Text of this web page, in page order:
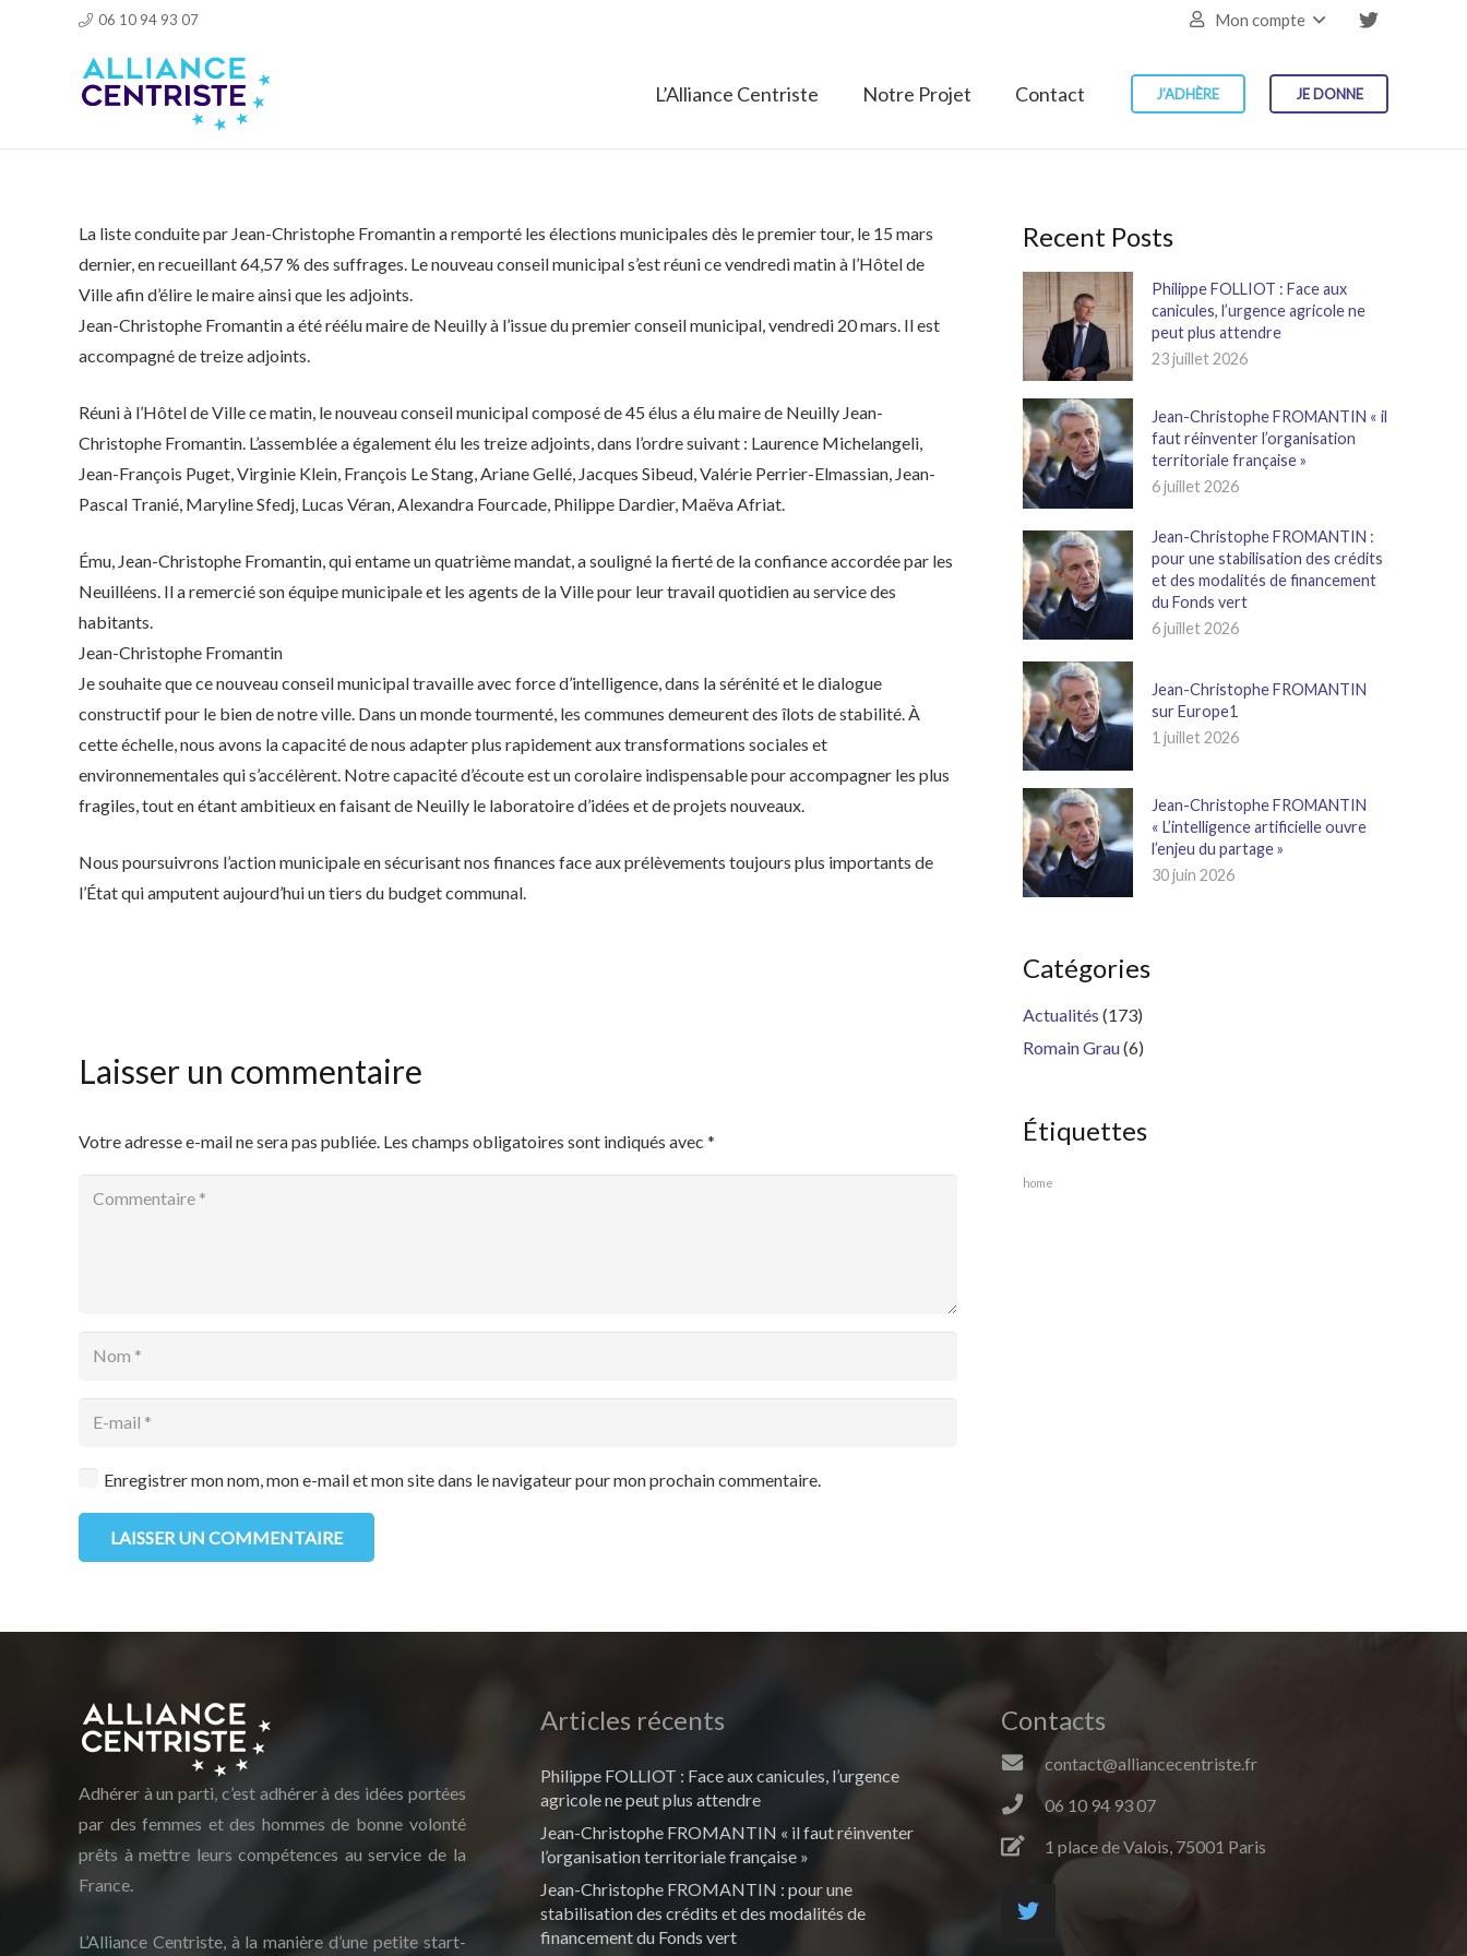
06 10 94 93 07 Mon compte
L’Alliance Centriste Notre Projet Contact J’ADHÈRE JE DONNE
La liste conduite par Jean-Christophe Fromantin a remporté les élections municipales dès le premier tour, le 15 mars
dernier, en recueillant 64,57 % des suffrages. Le nouveau conseil municipal s’est réuni ce vendredi matin à l’Hôtel de
Ville afin d’élire le maire ainsi que les adjoints.
Jean-Christophe Fromantin a été réélu maire de Neuilly à l’issue du premier conseil municipal, vendredi 20 mars. Il est
accompagné de treize adjoints.
Réuni à l’Hôtel de Ville ce matin, le nouveau conseil municipal composé de 45 élus a élu maire de Neuilly Jean-
Christophe Fromantin. L’assemblée a également élu les treize adjoints, dans l’ordre suivant : Laurence Michelangeli,
Jean-François Puget, Virginie Klein, François Le Stang, Ariane Gellé, Jacques Sibeud, Valérie Perrier-Elmassian, Jean-
Pascal Tranié, Maryline Sfedj, Lucas Véran, Alexandra Fourcade, Philippe Dardier, Maëva Afriat.
Ému, Jean-Christophe Fromantin, qui entame un quatrième mandat, a souligné la fierté de la confiance accordée par les
Neuilléens. Il a remercié son équipe municipale et les agents de la Ville pour leur travail quotidien au service des
habitants.
Jean-Christophe Fromantin
Je souhaite que ce nouveau conseil municipal travaille avec force d’intelligence, dans la sérénité et le dialogue
constructif pour le bien de notre ville. Dans un monde tourmenté, les communes demeurent des îlots de stabilité. À
cette échelle, nous avons la capacité de nous adapter plus rapidement aux transformations sociales et
environnementales qui s’accélèrent. Notre capacité d’écoute est un corolaire indispensable pour accompagner les plus
fragiles, tout en étant ambitieux en faisant de Neuilly le laboratoire d’idées et de projets nouveaux.
Nous poursuivrons l’action municipale en sécurisant nos finances face aux prélèvements toujours plus importants de
l’État qui amputent aujourd’hui un tiers du budget communal.
Laisser un commentaire
Votre adresse e-mail ne sera pas publiée. Les champs obligatoires sont indiqués avec *
Enregistrer mon nom, mon e-mail et mon site dans le navigateur pour mon prochain commentaire.
LAISSER UN COMMENTAIRE
Recent Posts
Philippe FOLLIOT : Face aux
canicules, l’urgence agricole ne
peut plus attendre
23 juillet 2026
Jean-Christophe FROMANTIN « il
faut réinventer l’organisation
territoriale française »
6 juillet 2026
Jean-Christophe FROMANTIN :
pour une stabilisation des crédits
et des modalités de financement
du Fonds vert
6 juillet 2026
Jean-Christophe FROMANTIN
sur Europe1
1 juillet 2026
Jean-Christophe FROMANTIN
« L’intelligence artificielle ouvre
l’enjeu du partage »
30 juin 2026
Catégories
Actualités (173)
Romain Grau(6)
Étiquettes
home
Adhérer à un parti, c’est adhérer à des idées portées
par des femmes et des hommes de bonne volonté
prêts à mettre leurs compétences au service de la
France.
L’Alliance Centriste, à la manière d’une petite start-
Articles récents
Philippe FOLLIOT : Face aux canicules, l’urgence
agricole ne peut plus attendre
Jean-Christophe FROMANTIN « il faut réinventer
l’organisation territoriale française »
Jean-Christophe FROMANTIN : pour une
stabilisation des crédits et des modalités de
financement du Fonds vert
Contacts
contact@alliancecentriste.fr
06 10 94 93 07
1 place de Valois, 75001 Paris